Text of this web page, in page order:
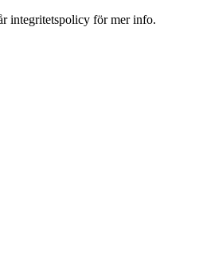
integritetspolicy för mer info.